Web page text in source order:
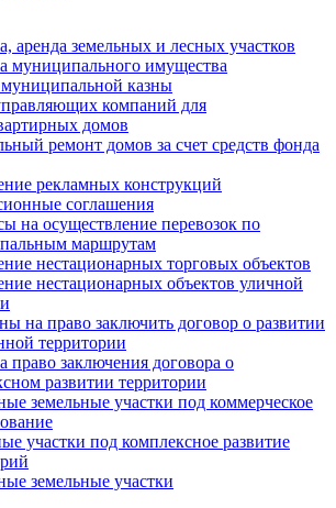
аренда земельных и лесных участков
муниципального имущества
казны
компаний для
домов
ремонт домов за счет средств фонда
рекламных конструкций
соглашения
на осуществление перевозок по
маршрутам
нестационарных торговых объектов
нестационарных объектов уличной
на право заключить договор о развитии
территории
право заключения договора о
развитии территории
земельные участки под коммерческое
участки под комплексное развитие
земельные участки